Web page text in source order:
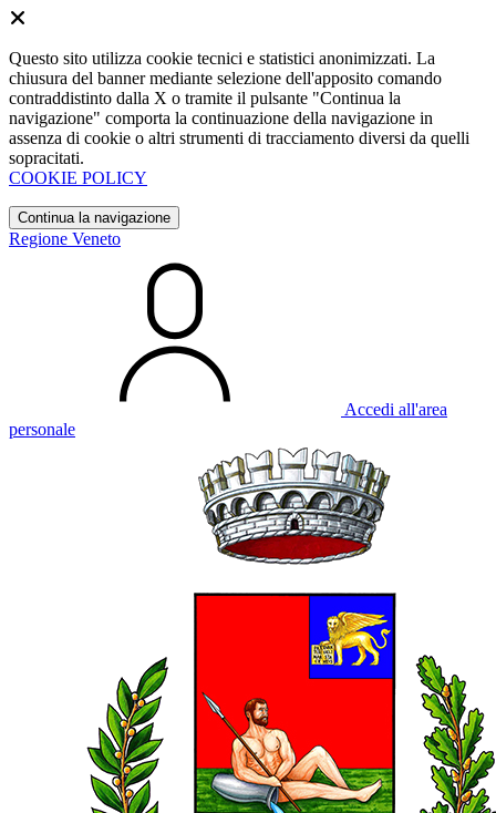
Questo sito utilizza cookie tecnici e statistici anonimizzati. La
chiusura del banner mediante selezione dell'apposito comando
contraddistinto dalla X o tramite il pulsante "Continua la
navigazione" comporta la continuazione della navigazione in
assenza di cookie o altri strumenti di tracciamento diversi da quelli
sopracitati.
COOKIE POLICY
Continua la navigazione
Regione Veneto
Accedi all'area
personale